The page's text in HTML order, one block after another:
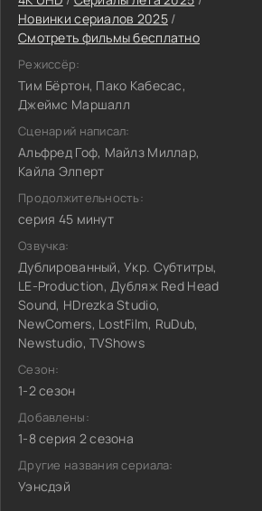
Новинки сериалов 2025/
Смотреть фильмы бесплатно
Режиссёр:
Тим Бёртон, Пако Кабесас,
Джеймс Маршалл
Сценарий написал:
Альфред Гоф, Майлз Миллар,
Кайла Элперт
Продолжительность:
серия 45 минут
Озвучка:
Дублированный, Укр. Субтитры,
LE-Production, Дубляж Red Head
Sound, HDrezka Studio,
NewComers, LostFilm, RuDub,
Newstudio, TVShows
Сезон:
1-2 сезон
Добавлены:
1-8 серия 2 сезона
Другие названия сериала:
Уэнсдэй